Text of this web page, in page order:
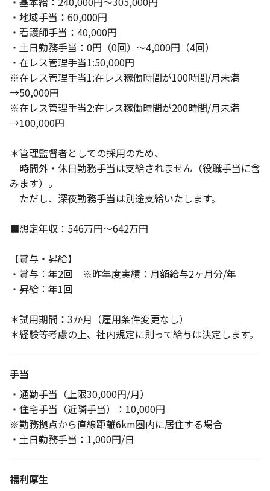
・地域手当：60,000円
・看護師手当：40,000円
・土日勤務手当：0円（0回）～4,000円（4回）
・在レス管理手当1:50,000円
※在レス管理手当1:在レス稼働時間が100時間/月未満
→50,000円
※在レス管理手当2:在レス稼働時間が200時間/月未満
→100,000円
＊管理監督者としての採用のため、
時間外・休日勤務手当は支給されません（役職手当に含
みます）。
ただし、深夜勤務手当は別途支給いたします。
■想定年収：546万円～642万円
【賞与・昇給】
・賞与：年2回 ※昨年度実績：月額給与2ヶ月分/年
・昇給：年1回
＊試用期間：3か月（雇用条件変更なし）
＊経験等考慮の上、社内規定に則って給与は決定します。
手当
・通勤手当（上限30,000円/月）
・住宅手当（近隣手当）：10,000円
※勤務拠点から直線距離6km圏内に居住する場合
・土日勤務手当：1,000円/日
福利厚生